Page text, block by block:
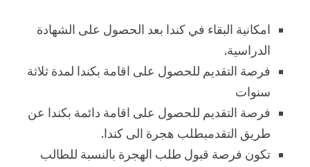
امكانية البقاء في كندا بعد الحصول على الشهادة
الدراسية.
فرصة التقديم للحصول على اقامة بكندا لمدة ثلاثة
سنوات
فرصة التقديم للحصول على اقامة دائمة بكندا عن
طريق التقدمبطلب هجرة الى كندا.
تكون فرصة قبول طلب الهجرة بالنسبة للطالب